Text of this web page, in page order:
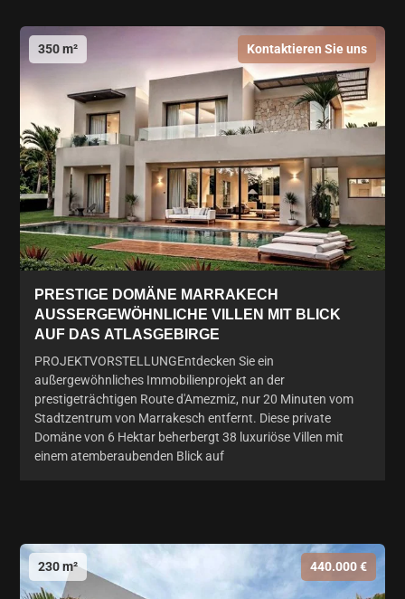
350 m² Kontaktieren Sie uns
PRESTIGE DOMÄNE MARRAKECH
AUSSERGEWÖHNLICHE VILLEN MIT BLICK A
UF DAS ATLASGEBIRGE
PROJEKTVORSTELLUNGEntdecken Sie ein
außergewöhnliches Immobilienprojekt an der
prestigeträchtigen Route d'Amezmiz, nur 20 Minuten vom
Stadtzentrum von Marrakesch entfernt. Diese private
Domäne von 6 Hektar beherbergt 38 luxuriöse Villen mit
einem atemberaubenden Blick auf
230 m² 440.000 €